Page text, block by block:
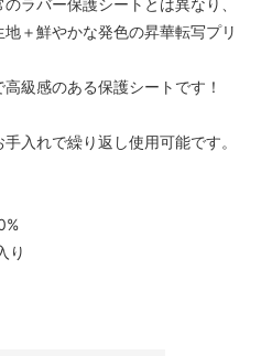
ラバー保護シートとは異なり、
＋鮮やかな発色の昇華転写プリ
級感のある保護シートです！
入れで繰り返し使用可能です。
り